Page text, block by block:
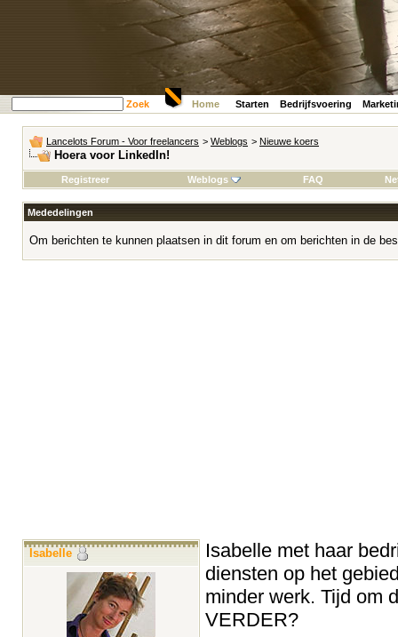
Zoek Home Starten Bedrijfsvoering
Lancelots Forum - Voor freelancers > Weblogs > Nieuwe koers
Hoera voor LinkedIn!
Registreer Weblogs FAQ
Mededelingen
Om berichten te kunnen plaatsen in dit forum en om berichten in de
Isabelle met haar
diensten op het
minder werk. Tijd om
VERDER?
Isabelle